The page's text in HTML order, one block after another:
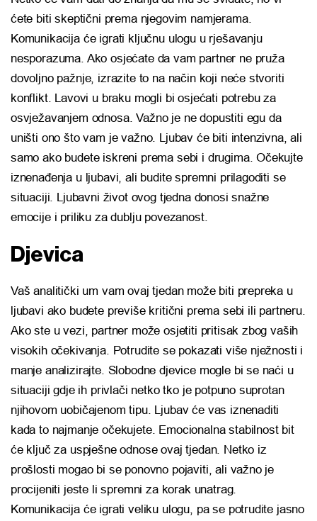
ćete biti skeptični prema njegovim namjerama.
Komunikacija će igrati ključnu ulogu u rješavanju
nesporazuma. Ako osjećate da vam partner ne pruža
dovoljno pažnje, izrazite to na način koji neće stvoriti
konflikt. Lavovi u braku mogli bi osjećati potrebu za
osvježavanjem odnosa. Važno je ne dopustiti egu da
uništi ono što vam je važno. Ljubav će biti intenzivna, ali
samo ako budete iskreni prema sebi i drugima. Očekujte
iznenađenja u ljubavi, ali budite spremni prilagoditi se
situaciji. Ljubavni život ovog tjedna donosi snažne
emocije i priliku za dublju povezanost.
Djevica
Vaš analitički um vam ovaj tjedan može biti prepreka u
ljubavi ako budete previše kritični prema sebi ili partneru.
Ako ste u vezi, partner može osjetiti pritisak zbog vaših
visokih očekivanja. Potrudite se pokazati više nježnosti i
manje analizirajte. Slobodne djevice mogle bi se naći u
situaciji gdje ih privlači netko tko je potpuno suprotan
njihovom uobičajenom tipu. Ljubav će vas iznenaditi
kada to najmanje očekujete. Emocionalna stabilnost bit
će ključ za uspješne odnose ovaj tjedan. Netko iz
prošlosti mogao bi se ponovno pojaviti, ali važno je
procijeniti jeste li spremni za korak unatrag.
Komunikacija će igrati veliku ulogu, pa se potrudite jasno